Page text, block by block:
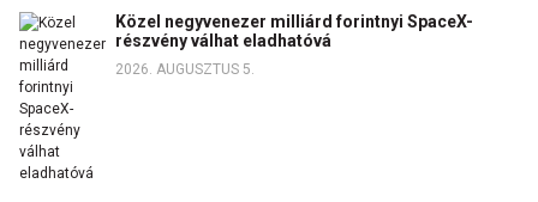
Közel negyvenezer milliárd forintnyi SpaceX-
részvény válhat eladhatóvá
2026. AUGUSZTUS 5.